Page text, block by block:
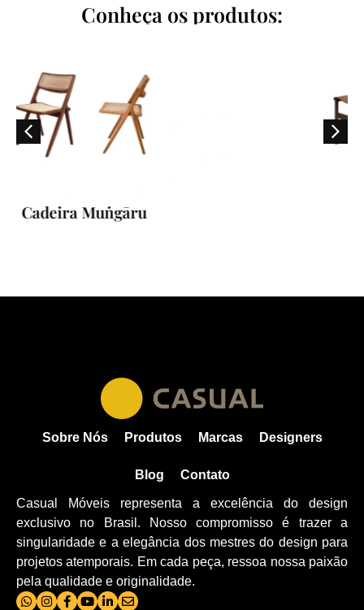
Conheça os produtos:
Sobre Nós Produtos Marcas Designers
Blog Contato
Casual Móveis representa a excelência do design
exclusivo no Brasil. Nosso compromisso é trazer a
singularidade e a elegância dos mestres do design para
projetos atemporais. Em cada peça, ressoa nossa paixão
pela qualidade e originalidade.